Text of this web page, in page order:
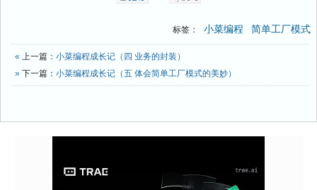
标签： 小菜编程 简单工厂模式
« 上一篇： 小菜编程成长记（四 业务的封装）
» 下一篇： 小菜编程成长记（五 体会简单工厂模式的美妙）